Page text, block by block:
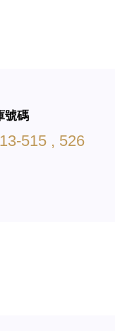
號碼
515 , 526